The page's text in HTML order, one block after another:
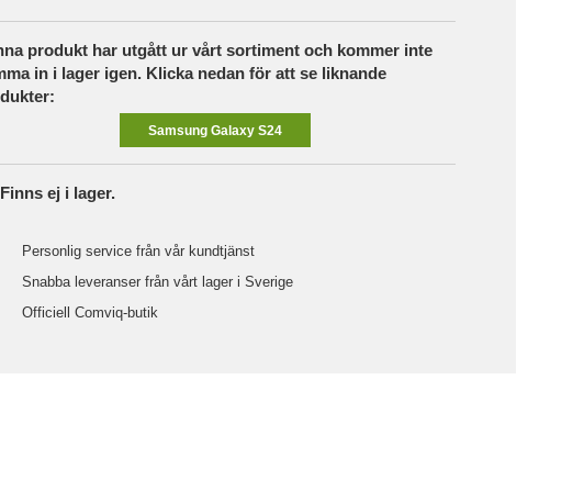
produkt har utgått ur vårt sortiment och kommer inte
in i lager igen. Klicka nedan för att se liknande
Samsung Galaxy S24
Finns ej i lager.
Personlig service från vår kundtjänst
Snabba leveranser från vårt lager i Sverige
Officiell Comviq-butik